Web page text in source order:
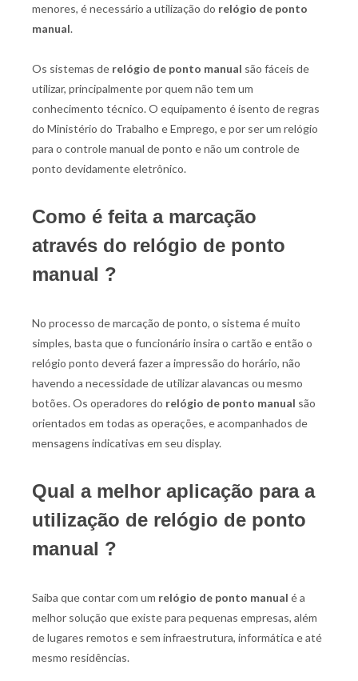
menores, é necessário a utilização do relógio de ponto
manual.
Os sistemas de relógio de ponto manual são fáceis de
utilizar, principalmente por quem não tem um
conhecimento técnico. O equipamento é isento de regras
do Ministério do Trabalho e Emprego, e por ser um relógio
para o controle manual de ponto e não um controle de
ponto devidamente eletrônico.
Como é feita a marcação
através do relógio de ponto
manual ?
No processo de marcação de ponto, o sistema é muito
simples, basta que o funcionário insira o cartão e então o
relógio ponto deverá fazer a impressão do horário, não
havendo a necessidade de utilizar alavancas ou mesmo
botões. Os operadores do relógio de ponto manual são
orientados em todas as operações, e acompanhados de
mensagens indicativas em seu display.
Qual a melhor aplicação para a
utilização de relógio de ponto
manual ?
Saiba que contar com um relógio de ponto manual é a
melhor solução que existe para pequenas empresas, além
de lugares remotos e sem infraestrutura, informática e até
mesmo residências.